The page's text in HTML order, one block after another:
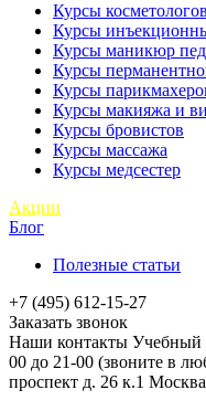
Курсы косметологов
Курсы
Курсы маникюр
Курсы
Курсы
Курсы макияжа и
Курсы бровистов
Курсы массажа
Курсы медсестер
Акции
Блог
Полезные статьи
+7 (495) 612-15-27
Заказать звонок
Наши контакты Учебный
00 до 21-00 (звоните в
проспект д. 26 к.1